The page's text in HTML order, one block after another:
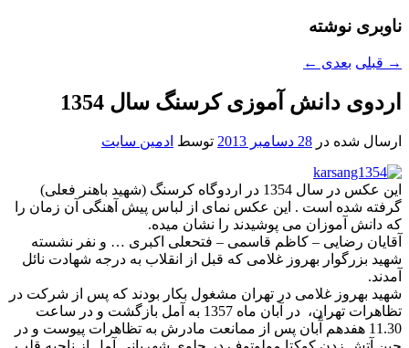
ناوبری نوشته
→ قبلی بعدی ←
اردوی دانش آموزی کرسنگ سال 1354
ارسال شده در 28 دسامبر 2013 توسط ادمین سایت
این عکس در سال 1354 در اردوگاه کرسنگ (شهید باهنر فعلی)
گرفته شده است . این عکس نمای از لباس پیش آهنگی آن زمان را
که دانش آموزان می پوشیدند را نشان میده.
آقایان رضایی – کاظم قاسمی – فتحعلی اکبری … و نفر نشسته
شهید بزرگوار بهروز غلامی که قبل از انقلاب به درجه شهادت نائل
آمدند.
شهید بهروز غلامی در تهران مشغول بکار بودند که پس از شركت در
تظاهرات تهران، در آبان ماه 1357 به آمل بازگشت و در ساعت
11.30 هفدهم آّبان پس از ممانعت مادرش به تظاهرات پيوست و در